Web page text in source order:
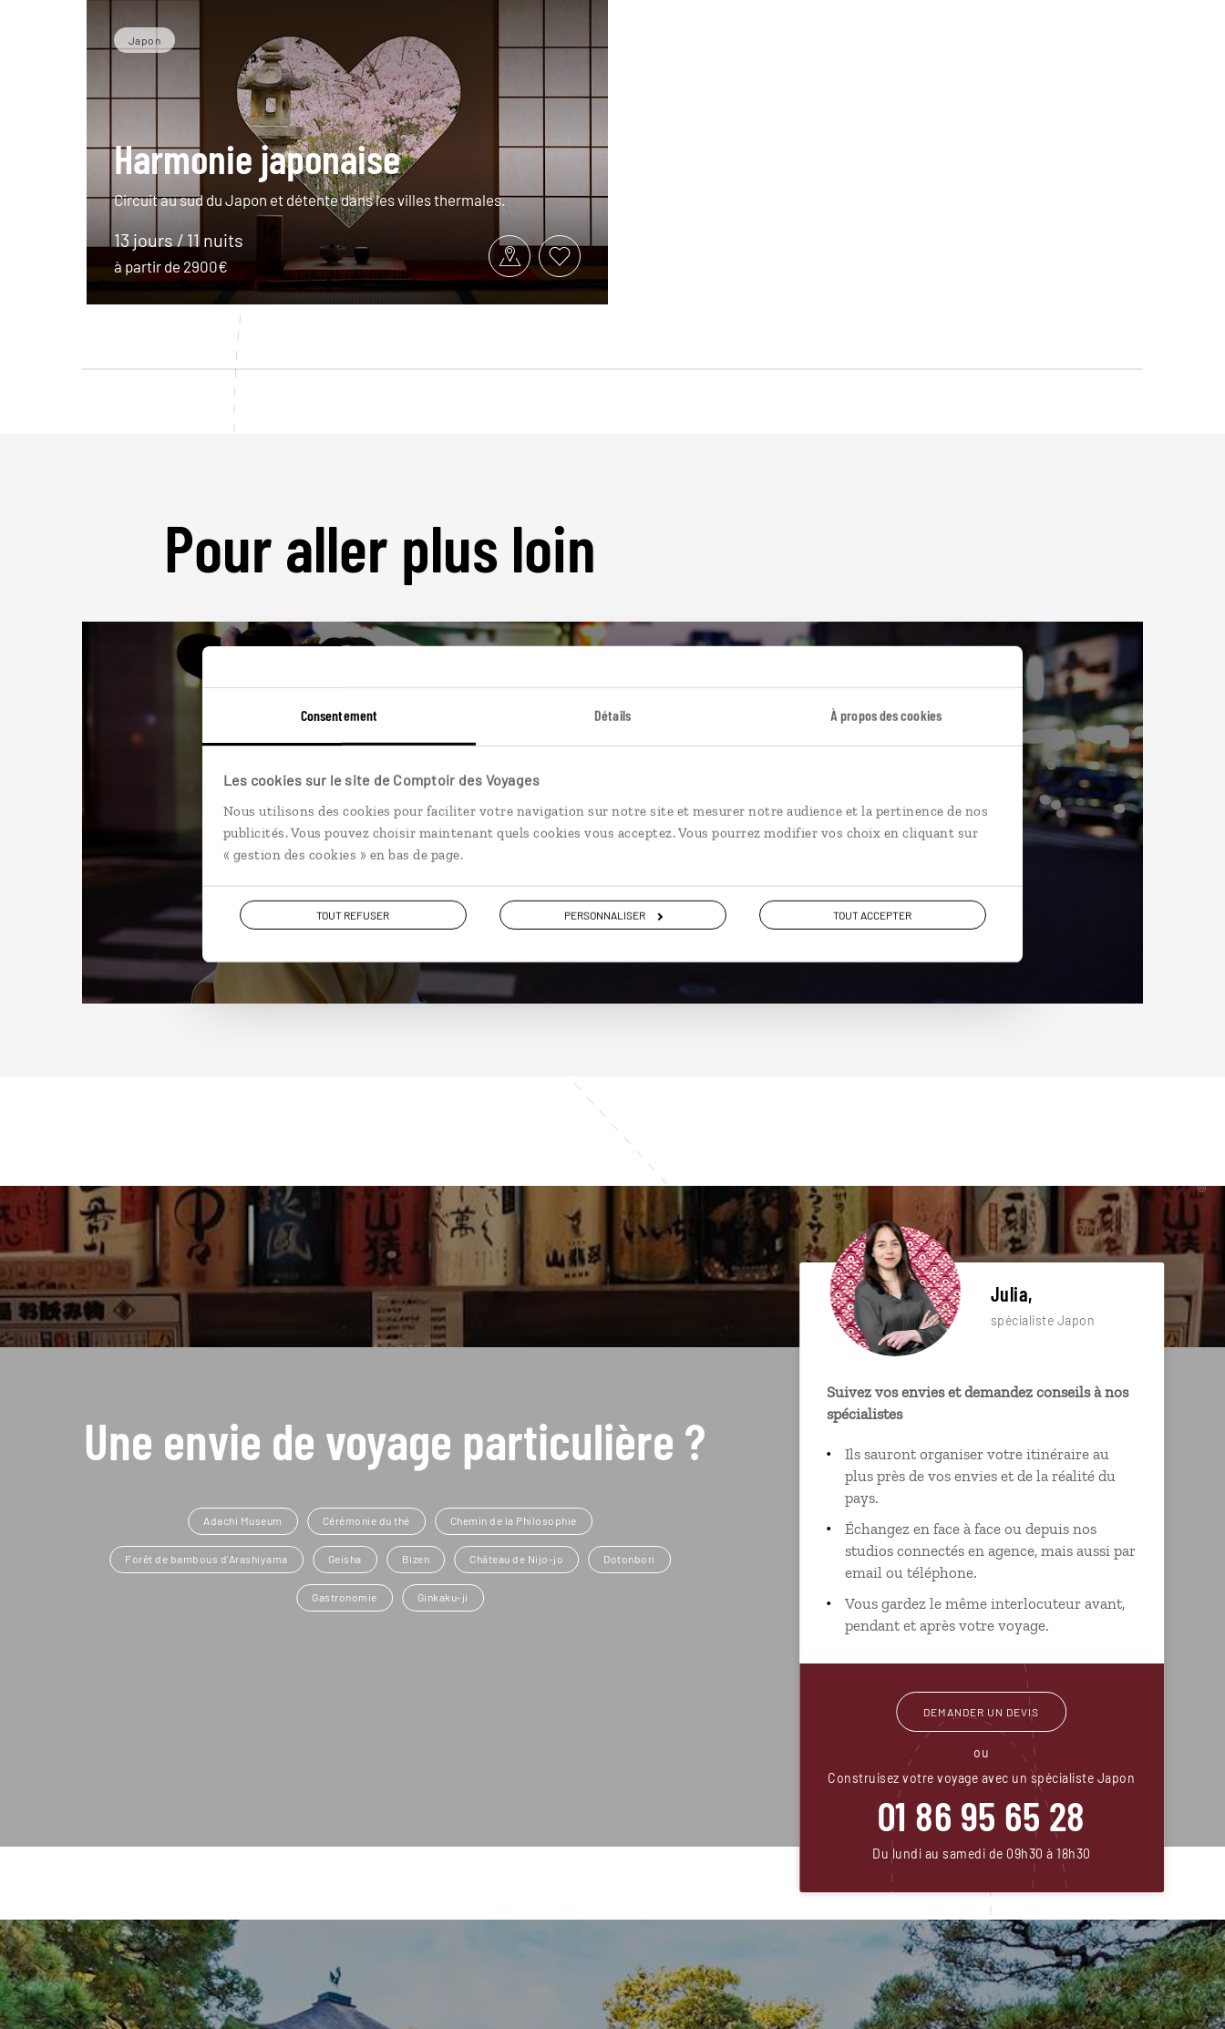
Consentement Détails À propos des cookies
Les cookies sur le site de Comptoir des Voyages
Nous utilisons des cookies pour faciliter votre navigation sur notre site et mesurer notre audience et la pertinence de nos
publicités. Vous pouvez choisir maintenant quels cookies vous acceptez. Vous pourrez modifier vos choix en cliquant sur
« gestion des cookies » en bas de page.
TOUT REFUSER PERSONNALISER TOUT ACCEPTER
Japon
Harmonie japonaise
Circuit au sud du Japon et détente dans les villes thermales.
13 jours / 11 nuits
à partir de 2900€
Pour aller plus loin
Nos 15 idées de voyage
Japon
DÉCOUVRIR
Une envie de voyage particulière ?
Adachi Museum Cérémonie du thé Chemin de la Philosophie
Forêt de bambous d'Arashiyama Geisha Bizen Château de Nijo-jo Dotonbori
Gastronomie Ginkaku-ji
Julia,
spécialiste Japon
Suivez vos envies et demandez conseils à nos
spécialistes
Ils sauront organiser votre itinéraire au
plus près de vos envies et de la réalité du
pays.
Échangez en face à face ou depuis nos
studios connectés en agence, mais aussi par
email ou téléphone.
Vous gardez le même interlocuteur avant,
pendant et après votre voyage.
DEMANDER UN DEVIS
ou
Construisez votre voyage avec un spécialiste Japon
01 86 95 65 28
Du lundi au samedi de 09h30 à 18h30